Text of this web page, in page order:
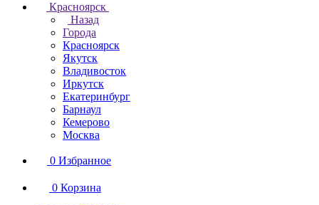
Красноярск
Назад
Города
Красноярск
Якутск
Владивосток
Иркутск
Екатеринбург
Барнаул
Кемерово
Москва
0 Избранное
0 Корзина